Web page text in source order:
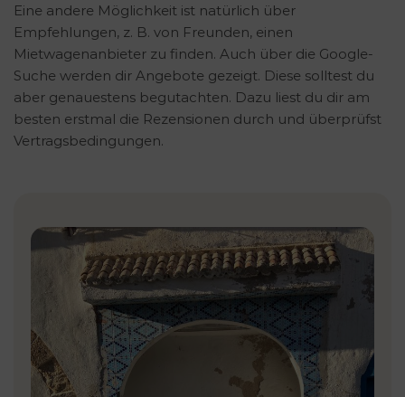
Eine andere Möglichkeit ist natürlich über
Empfehlungen, z. B. von Freunden, einen
Mietwagenanbieter zu finden. Auch über die Google-
Suche werden dir Angebote gezeigt. Diese solltest du
aber genauestens begutachten. Dazu liest du dir am
besten erstmal die Rezensionen durch und überprüfst
Vertragsbedingungen.